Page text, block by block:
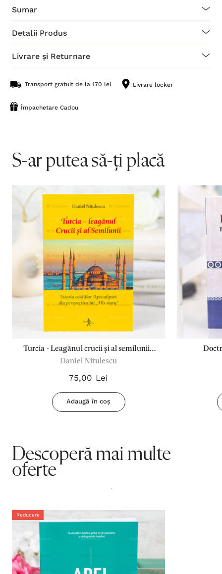
Sumar
Detalii Produs
Livrare și Returnare
Transport gratuit de la 170 lei Livrare locker
Împachetare Cadou
S-ar putea să-ți placă
Turcia - Leagănul crucii și al semilunii -
Istoria cetăților Apocalipsei din
perspectiva lui ' His Story" - Nitulescu
Daniel Nitulescu
75,00 Lei
Adaugă în coș
Descoperă mai multe
oferte
.
Reducere